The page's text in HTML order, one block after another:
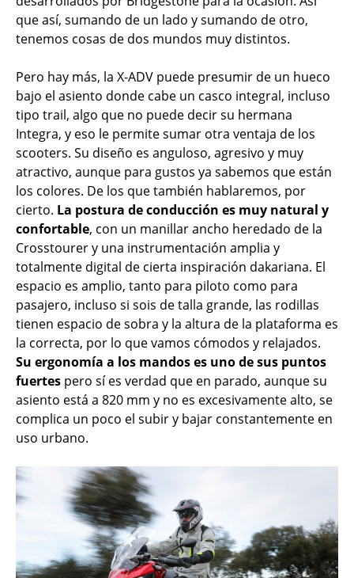
que así, sumando de un lado y sumando de otro,
tenemos cosas de dos mundos muy distintos.
Pero hay más, la X-ADV puede presumir de un hueco
bajo el asiento donde cabe un casco integral, incluso
tipo trail, algo que no puede decir su hermana
Integra, y eso le permite sumar otra ventaja de los
scooters. Su diseño es anguloso, agresivo y muy
atractivo, aunque para gustos ya sabemos que están
los colores. De los que también hablaremos, por
cierto. La postura de conducción es muy natural y
confortable, con un manillar ancho heredado de la
Crosstourer y una instrumentación amplia y
totalmente digital de cierta inspiración dakariana. El
espacio es amplio, tanto para piloto como para
pasajero, incluso si sois de talla grande, las rodillas
tienen espacio de sobra y la altura de la plataforma es
la correcta, por lo que vamos cómodos y relajados.
Su ergonomía a los mandos es uno de sus puntos
fuertes pero sí es verdad que en parado, aunque su
asiento está a 820 mm y no es excesivamente alto, se
complica un poco el subir y bajar constantemente en
uso urbano.